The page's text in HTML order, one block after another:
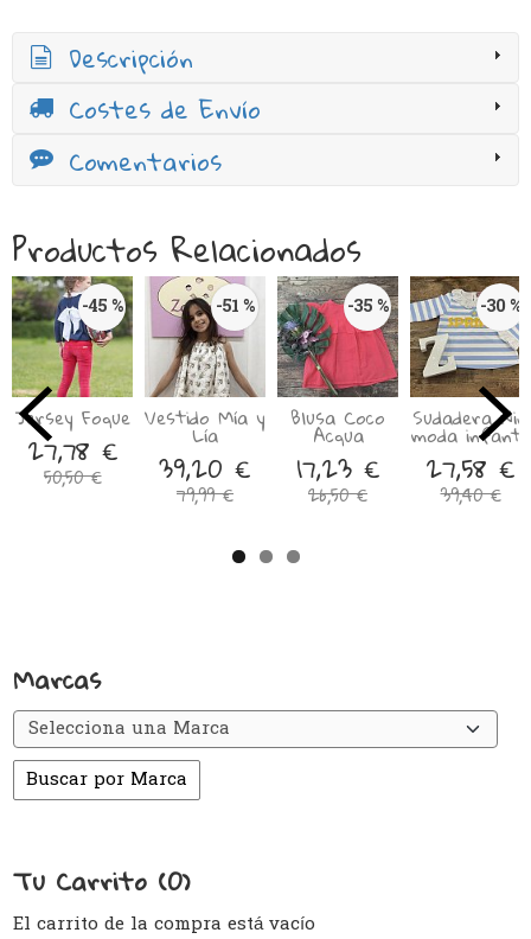
Marcas
Tu Carrito (0)
El carrito de la compra está vacío
Descripción
Costes de Envío
Comentarios
Productos Relacionados
-45 %
Jersey Foque
27,78 €
50,50 €
-51 %
Vestido Mía y
Lía
39,20 €
79,99 €
-35 %
Blusa Coco
Acqua
17,23 €
26,50 €
-30 %
Sudadera Nini
moda infantil
27,58 €
39,40 €